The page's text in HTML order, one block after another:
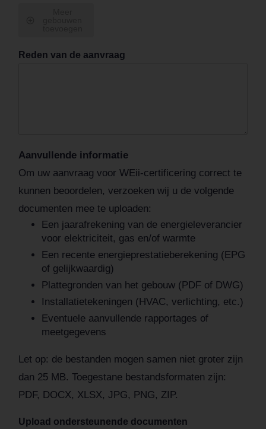
i
Reden van de aanvraag
Aanvullende informatie
Om uw aanvraag voor WEii-certificering correct te
kunnen beoordelen, verzoeken wij u de volgende
documenten mee te uploaden:
Een jaarafrekening van de energieleverancier
voor elektriciteit, gas en/of warmte
Een recente energieprestatieberekening (EPG
of gelijkwaardig)
Plattegronden van het gebouw (PDF of DWG)
Installatietekeningen (HVAC, verlichting, etc.)
Eventuele aanvullende rapportages of
meetgegevens
Let op: de bestanden mogen samen niet groter zijn
dan 25 MB. Toegestane bestandsformaten zijn:
PDF, DOCX, XLSX, JPG, PNG, ZIP.
Upload ondersteunende documenten